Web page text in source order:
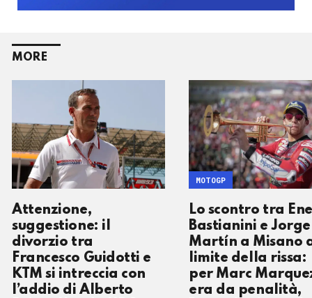
MORE
Attenzione,
suggestione: il
divorzio tra
Francesco Guidotti e
KTM si intreccia con
l’addio di Alberto
Lo scontro tra
Bastianini e Jorge
Martín a Misano
limite della rissa:
per Marc
era da penalità,
MOTOGP